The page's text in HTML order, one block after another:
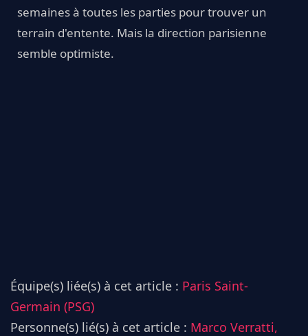
semaines à toutes les parties pour trouver un
terrain d'entente. Mais la direction parisienne
semble optimiste.
Équipe(s) liée(s) à cet article : Paris Saint-
Germain (PSG)
Personne(s) lié(s) à cet article : Marco Verratti,